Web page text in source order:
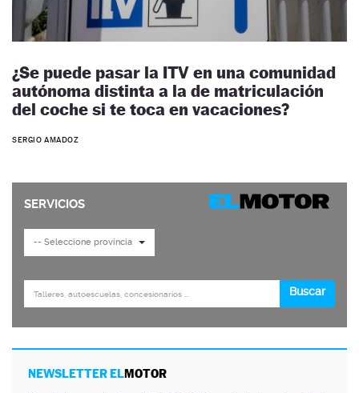
¿Se puede pasar la ITV en una comunidad
autónoma distinta a la de matriculación
del coche si te toca en vacaciones?
SERGIO AMADOZ
NEWSLETTER ELMOTOR